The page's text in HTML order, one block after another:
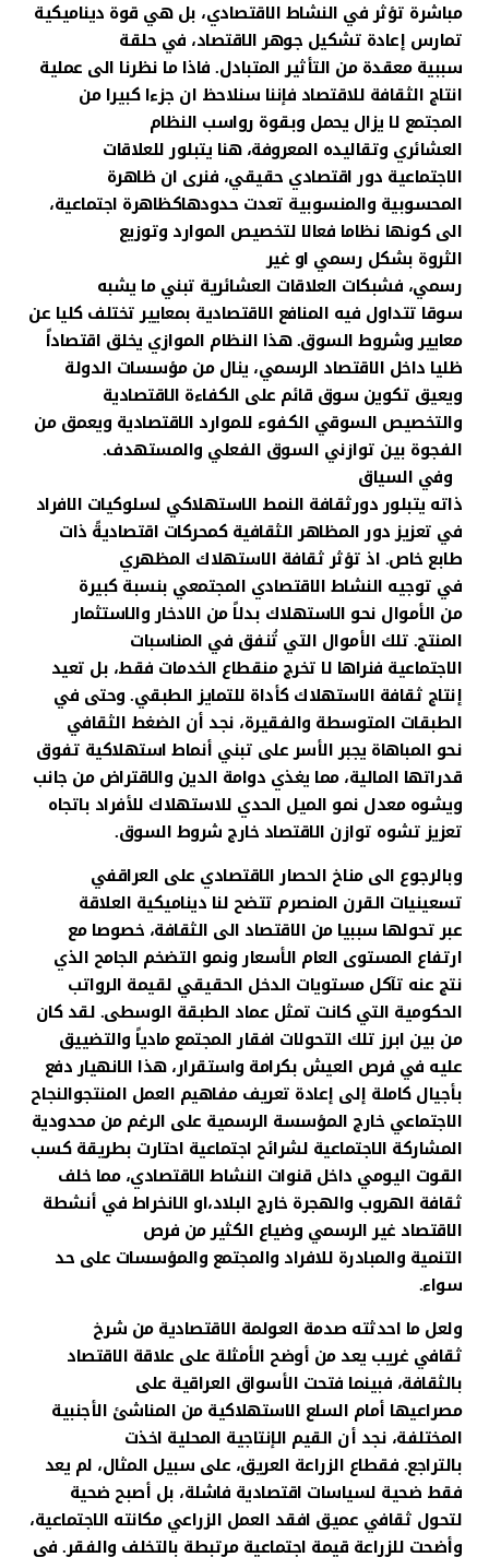
مباشرة تؤثر في النشاط الاقتصادي، بل هي قوة ديناميكية
تمارس إعادة تشكيل جوهر الاقتصاد، في حلقة
سببية معقدة من التأثير المتبادل. فاذا ما نظرنا الى عملية
انتاج الثقافة للاقتصاد فإننا سنلاحظ ان جزءا كبيرا من
المجتمع لا يزال يحمل وبقوة رواسب النظام
العشائري وتقاليده المعروفة، هنا يتبلور للعلاقات
الاجتماعية دور اقتصادي حقيقي، فنرى ان ظاهرة
المحسوبية والمنسوبية تعدت حدودهاكظاهرة اجتماعية،
الى كونها نظاما فعالا لتخصيص الموارد وتوزيع
الثروة بشكل رسمي او غير
رسمي، فشبكات العلاقات العشائرية تبني ما يشبه
سوقا تتداول فيه المنافع الاقتصادية بمعايير تختلف كليا عن
معايير وشروط السوق. هذا النظام الموازي يخلق اقتصاداً
ظليا داخل الاقتصاد الرسمي، ينال من مؤسسات الدولة
ويعيق تكوين سوق قائم على الكفاءة الاقتصادية
والتخصيص السوقي الكفوء للموارد الاقتصادية ويعمق من
الفجوة بين توازني السوق الفعلي والمستهدف.
وفي السياق
ذاته يتبلور دورثقافة النمط الاستهلاكي لسلوكيات الافراد
في تعزيز دور المظاهر الثقافية كمحركات اقتصاديةً ذات
طابع خاص. اذ تؤثر ثقافة الاستهلاك المظهري
في توجيه النشاط الاقتصادي المجتمعي بنسبة كبيرة
من الأموال نحو الاستهلاك بدلاً من الادخار والاستثمار
المنتج. تلك الأموال التي تُنفق في المناسبات
الاجتماعية فنراها لا تخرج منقطاع الخدمات فقط، بل تعيد
إنتاج ثقافة الاستهلاك كأداة للتمايز الطبقي. وحتى في
الطبقات المتوسطة والفقيرة، نجد أن الضغط الثقافي
نحو المباهاة يجبر الأسر على تبني أنماط استهلاكية تفوق
قدراتها المالية، مما يغذي دوامة الدين والاقتراض من جانب
ويشوه معدل نمو الميل الحدي للاستهلاك للأفراد باتجاه
تعزيز تشوه توازن الاقتصاد خارج شروط السوق.
وبالرجوع الى مناخ الحصار الاقتصادي على العراقفي
تسعينيات القرن المنصرم تتضح لنا ديناميكية العلاقة
عبر تحولها سببيا من الاقتصاد الى الثقافة، خصوصا مع
ارتفاع المستوى العام الأسعار ونمو التضخم الجامح الذي
نتج عنه تآكل مستويات الدخل الحقيقي لقيمة الرواتب
الحكومية التي كانت تمثل عماد الطبقة الوسطى. لقد كان
من بين ابرز تلك التحولات افقار المجتمع مادياً والتضييق
عليه في فرص العيش بكرامة واستقرار، هذا الانهيار دفع
بأجيال كاملة إلى إعادة تعريف مفاهيم العمل المنتجوالنجاح
الاجتماعي خارج المؤسسة الرسمية على الرغم من محدودية
المشاركة الاجتماعية لشرائح اجتماعية احتارت بطريقة كسب
القوت اليومي داخل قنوات النشاط الاقتصادي، مما خلف
ثقافة الهروب والهجرة خارج البلاد،او الانخراط في أنشطة
الاقتصاد غير الرسمي وضياع الكثير من فرص
التنمية والمبادرة للافراد والمجتمع والمؤسسات على حد
سواء.
ولعل ما احدثته صدمة العولمة الاقتصادية من شرخ
ثقافي غريب يعد من أوضح الأمثلة على علاقة الاقتصاد
بالثقافة، فبينما فتحت الأسواق العراقية على
مصراعيها أمام السلع الاستهلاكية من المناشئ الأجنبية
المختلفة، نجد أن القيم الإنتاجية المحلية اخذت
بالتراجع. فقطاع الزراعة العريق، على سبيل المثال، لم يعد
فقط ضحية لسياسات اقتصادية فاشلة، بل أصبح ضحية
لتحول ثقافي عميق افقد العمل الزراعي مكانته الاجتماعية،
وأضحت للزراعة قيمة اجتماعية مرتبطة بالتخلف والفقر. في